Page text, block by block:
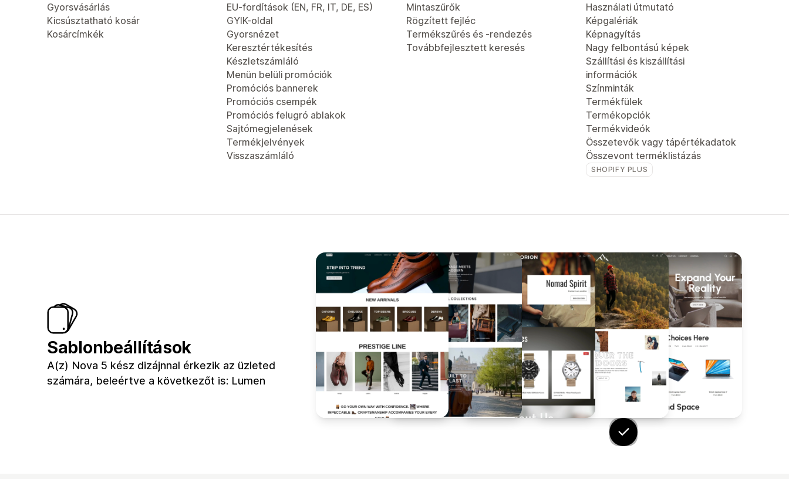
Gyorsvásárlás
Kicsúsztatható kosár
Kosárcímkék
EU-fordítások (EN, FR, IT, DE, ES)
GYIK-oldal
Gyorsnézet
Keresztértékesítés
Készletszámláló
Menün belüli promóciók
Promóciós bannerek
Promóciós csempék
Promóciós felugró ablakok
Sajtómegjelenések
Termékjelvények
Visszaszámláló
Mintaszűrők
Rögzített fejléc
Termékszűrés és -rendezés
Továbbfejlesztett keresés
Használati útmutató
Képgalériák
Képnagyítás
Nagy felbontású képek
Szállítási és kiszállítási
információk
Színminták
Termékfülek
Termékopciók
Termékvideók
Összetevők vagy tápértékadatok
Összevont terméklistázás
SHOPIFY PLUS
Sablonbeállítások
A(z) Nova 5 kész dizájnnal érkezik az üzleted
számára, beleértve a következőt is: Lumen